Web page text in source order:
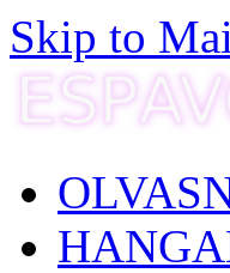
Skip to